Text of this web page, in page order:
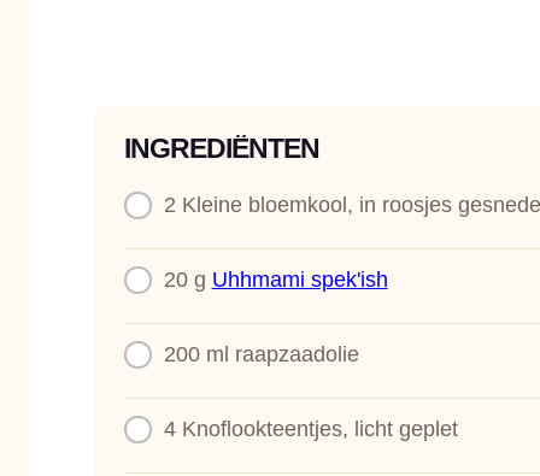
INGREDIËNTEN
2 Kleine bloemkool, in roosjes
20 g Uhhmami spek'ish
200 ml raapzaadolie
4 Knoflookteentjes, licht geplet